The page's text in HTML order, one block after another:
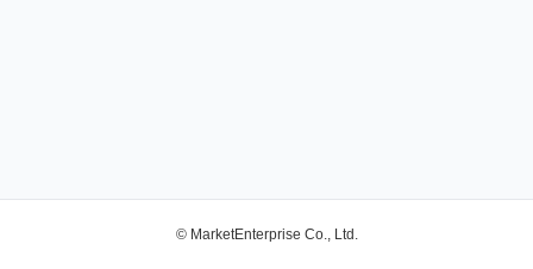
© MarketEnterprise Co., Ltd.